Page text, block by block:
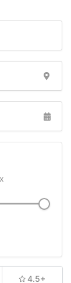
4.5+